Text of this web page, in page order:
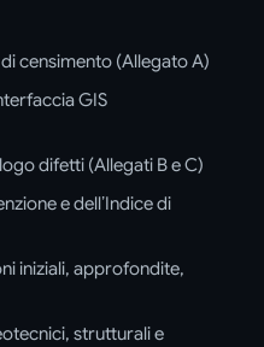
censimento (Allegato A)
GIS
difetti (Allegati B e C)
e dell’Indice di
iniziali, approfondite,
strutturali e